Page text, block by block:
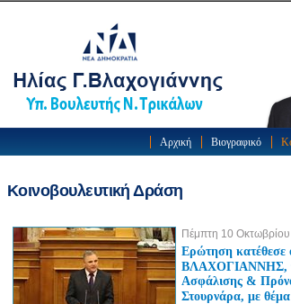
Αρχική Βιογραφικό
Κοινοβουλευτική Δράση
Πέμπτη 10
Ερώτηση κατέθεσε
ΒΛΑΧΟΓΙΑΝΝΗΣ,
Ασφάλισης &
Στουρνάρα, με